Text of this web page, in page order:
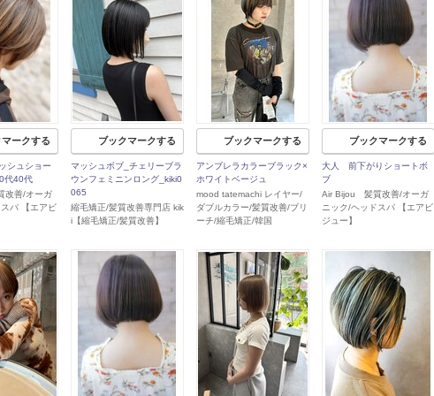
ークする
シュショー
代40代
善/オーガ
パ 【エアビ
ブックマークする
マッシュボブ_チェリーブラ
ウンフェミニンロング_kiki0
065
縮毛矯正/髪質改善専門店 kik
i【縮毛矯正/髪質改善】
ブックマークする
アンブレラカラーブラック×
ホワイトベージュ
mood tatemachi レイヤー/
ダブルカラー/髪質改善/ブリ
ーチ/縮毛矯正/韓国
ブックマークする
大人 前下がりショートボ
ブ
Air Bijou 髪質改善/オーガ
ニック/ヘッドスパ 【エアビ
ジュー】